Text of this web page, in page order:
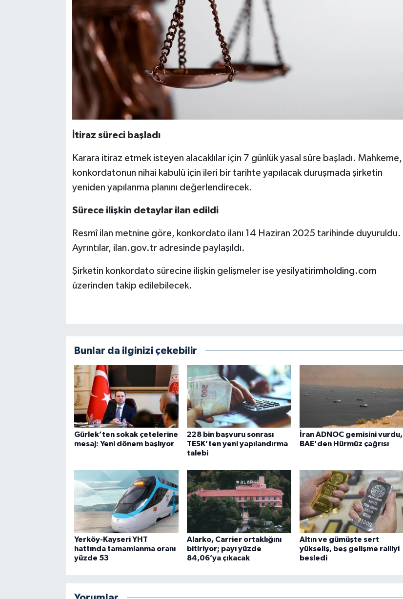
İtiraz süreci başladı
Karara itiraz etmek isteyen alacaklılar için 7 günlük yasal süre başladı. Mahkeme,
konkordatonun nihai kabulü için ileri bir tarihte yapılacak duruşmada şirketin
yeniden yapılanma planını değerlendirecek.
Sürece ilişkin detaylar ilan edildi
Resmî ilan metnine göre, konkordato ilanı 14 Haziran 2025 tarihinde duyuruldu.
Ayrıntılar, ilan.gov.tradresinde paylaşıldı.
Şirketin konkordato sürecine ilişkin gelişmeler ise yesilyatirimholding.com
üzerinden takip edilebilecek.
Bunlar da ilginizi çekebilir
Gürlek’ten sokak çetelerine
mesaj: Yeni dönem başlıyor
228 bin başvuru sonrası
TESK’ten yeni yapılandırma
talebi
İran ADNOC gemisini vurdu,
BAE'den Hürmüz çağrısı
Yerköy-Kayseri YHT
hattında tamamlanma oranı
yüzde 53
Alarko, Carrier ortaklığını
bitiriyor; payı yüzde
84,06’ya çıkacak
Altın ve gümüşte sert
yükseliş, beş gelişme ralliyi
besledi